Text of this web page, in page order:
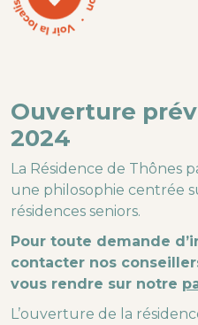
Ouverture
2024
La Résidence de Thônes
une philosophie centrée
résidences seniors.
Pour toute demande
contacter nos
vous rendre sur notre
L’ouverture de la